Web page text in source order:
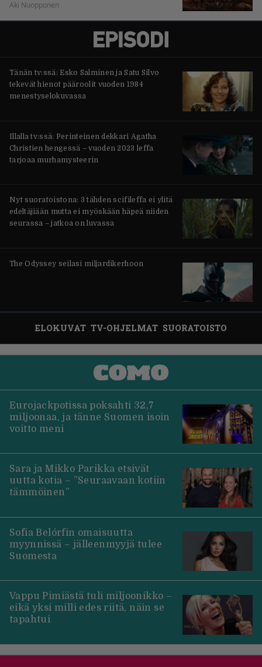
Aki Nuopponen
Tänän tv:ssä: Esko Salminen ja Satu Silvo
tekevät hienot pääroolit vuoden 1984
menestyselokuvassa
Illalla tv:ssä: Perinteinen dekkari Agatha
Christien hengessä – vuoden 2023 leffa
tarjoaa murhamysteerin
Nyt suoratoistona: 3 tähden scifileffa ei ylitä
edeltäjiään mutta ei myöskään häpeä niiden
seurassa – jatkoa on luvassa
The Odyssey seilasi miljardikerhoon
ELOKUVAT TV-OHJELMAT SUORATOISTO
Eurojackpotissa poksahti 32,7
miljoonaa, ja tänne Suomen isoin
voitto meni
Sara ja Mikko Parikka etsivät
uutta kotia – ”Seuraavaan kotiin
tämmöinen”
Sofia Belórfin omaisuutta
myynnissä – jälleenmyyjä tulee
Suomesta
Vappu Pimiästä tuli miljoonikko –
eikä yksi milli edes riitä, näin se
tapahtui